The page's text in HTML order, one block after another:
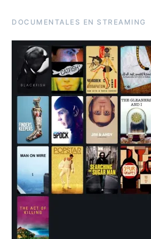
DOCUMENTALES EN STREAMING